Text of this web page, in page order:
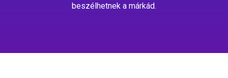
beszélhetnek a márkád.